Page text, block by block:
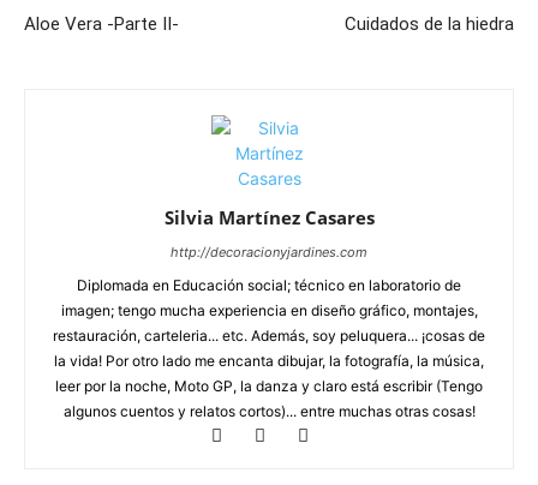
Aloe Vera -Parte II- Cuidados de la hiedra
Silvia Martínez Casares
http://decoracionyjardines.com
Diplomada en Educación social; técnico en laboratorio de
imagen; tengo mucha experiencia en diseño gráfico, montajes,
restauración, carteleria... etc. Además, soy peluquera... ¡cosas de
la vida! Por otro lado me encanta dibujar, la fotografía, la música,
leer por la noche, Moto GP, la danza y claro está escribir (Tengo
algunos cuentos y relatos cortos)... entre muchas otras cosas!